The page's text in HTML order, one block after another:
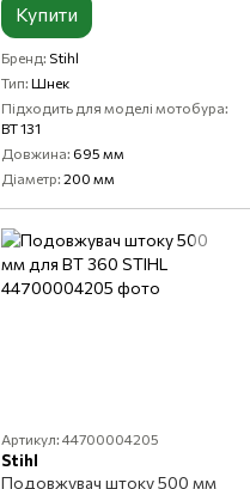
Купити
Бренд Stihl
Тип Шнек
Підходить для моделі мотобура
BT 131
Довжина 695 мм
Діаметр 200 мм
Артикул: 44700004205
Stihl
Подовжувач штоку 500 мм